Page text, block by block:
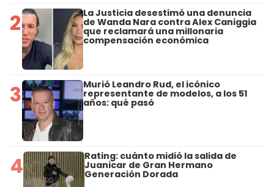
2 La Justicia desestimó una denuncia
de Wanda Nara contra Alex Caniggia
que reclamará una millonaria
compensación económica
3 Murió Leandro Rud, el icónico
representante de modelos, a los 51
años: qué pasó
4 Rating: cuánto midió la salida de
Juanicar de Gran Hermano
Generación Dorada